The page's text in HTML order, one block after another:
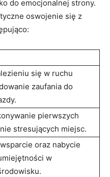
do ⁢emocjonalnej strony.
oswojenie⁣ się z
się ‍w ruchu
zaufania do⁤
pierwszych
stresujących miejsc.
​oraz nabycie
w